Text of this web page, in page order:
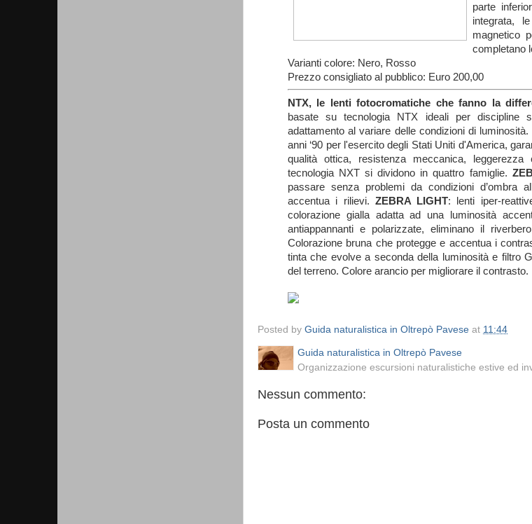
parte
integrata,
magnetico
completano
Varianti colore: Nero, Rosso
Prezzo consigliato al pubblico: Euro 200,00
NTX, le lenti fotocromatiche che fanno la
basate su tecnologia NTX ideali per discipline
adattamento al variare delle condizioni di
anni ‘90 per l'esercito degli Stati Uniti d'America,
qualità ottica, resistenza meccanica,
tecnologia NXT si dividono in quattro famiglie.
passare senza problemi da condizioni d’ombra
accentua i rilievi. ZEBRA LIGHT: lenti iper-
colorazione gialla adatta ad una luminosità
antiappannanti e polarizzate, eliminano il
Colorazione bruna che protegge e accentua i
tinta che evolve a seconda della luminosità e filtro
del terreno. Colore arancio per migliorare il contrasto.
Posted by Guida naturalistica in Oltrepò Pavese at 11:44
Guida naturalistica in Oltrepò Pavese
Organizzazione escursioni naturalistiche estive ed
Nessun commento:
Posta un commento